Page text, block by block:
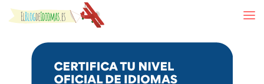
Skip to content